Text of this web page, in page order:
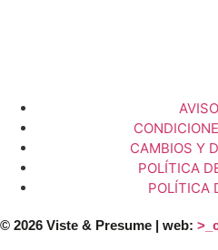
CAMBIOS Y
POLÍTICA
POLÍTICA
© 2026 Viste & Presume | web: